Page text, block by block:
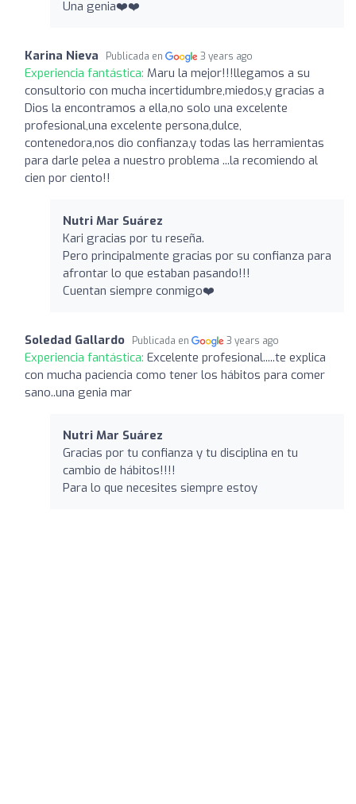
Una genia❤️❤️
Karina Nieva Publicada en 3 years ago
Experiencia fantástica: Maru la mejor!!!llegamos a su
consultorio con mucha incertidumbre,miedos,y gracias a
Dios la encontramos a ella,no solo una excelente
profesional,una excelente persona,dulce,
contenedora,nos dio confianza,y todas las herramientas
para darle pelea a nuestro problema ...la recomiendo al
cien por ciento!!
Nutri Mar Suárez ️
Kari gracias por tu reseña.
Pero principalmente gracias por su confianza para
afrontar lo que estaban pasando!!!
Cuentan siempre conmigo❤️
Soledad Gallardo Publicada en 3 years ago
Experiencia fantástica: Excelente profesional.....te explica
con mucha paciencia como tener los hábitos para comer
sano..una genia mar
Nutri Mar Suárez ️
Gracias por tu confianza y tu disciplina en tu
cambio de hábitos!!!!
Para lo que necesites siempre estoy